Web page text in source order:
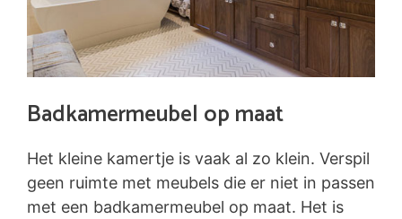
Badkamermeubel op maat
Het kleine kamertje is vaak al zo klein. Verspil
geen ruimte met meubels die er niet in passen
met een badkamermeubel op maat. Het is